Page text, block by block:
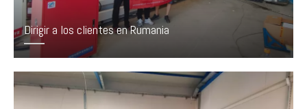
Dirigir a los clientes en Rumania